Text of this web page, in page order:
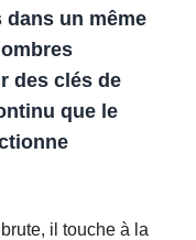
un même
des clés de
que le
il touche à la